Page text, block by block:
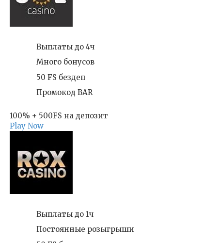
Выплаты до 4ч
Много бонусов
50 FS бездеп
Промокод BAR
100% + 500FS на депозит
Play Now
Выплаты до 1ч
Постоянные розыгрыши